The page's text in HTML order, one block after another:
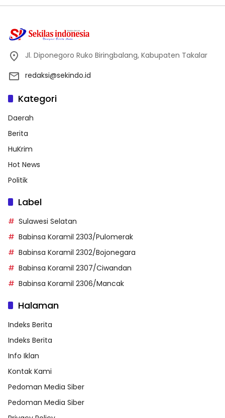
Jl. Diponegoro Ruko Biringbalang, Kabupaten Takalar
redaksi@sekindo.id
Kategori
Daerah
Berita
HuKrim
Hot News
Politik
Label
Sulawesi Selatan
Babinsa Koramil 2303/Pulomerak
Babinsa Koramil 2302/Bojonegara
Babinsa Koramil 2307/Ciwandan
Babinsa Koramil 2306/Mancak
Halaman
Indeks Berita
Indeks Berita
Info Iklan
Kontak Kami
Pedoman Media Siber
Pedoman Media Siber